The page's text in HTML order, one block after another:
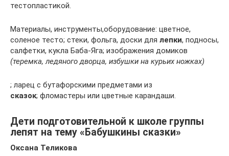
тестопластикой.
Материалы, инструменты,оборудование: цветное,
соленое тесто; стеки, фольга, доски для лепки, подносы,
салфетки, кукла Баба-Яга; изображения домиков
(теремка, ледяного дворца, избушки на курьих ножках)
; ларец с бутафорскими предметами из
сказок; фломастеры или цветные карандаши.
Дети подготовительной к школе группы
лепят на тему «Бабушкины сказки»
Оксана Теликова